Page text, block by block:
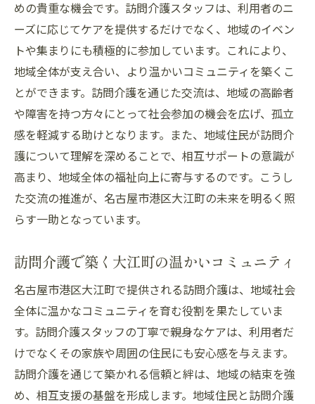
めの貴重な機会です。訪問介護スタッフは、利用者のニ
ーズに応じてケアを提供するだけでなく、地域のイベン
トや集まりにも積極的に参加しています。これにより、
地域全体が支え合い、より温かいコミュニティを築くこ
とができます。訪問介護を通じた交流は、地域の高齢者
や障害を持つ方々にとって社会参加の機会を広げ、孤立
感を軽減する助けとなります。また、地域住民が訪問介
護について理解を深めることで、相互サポートの意識が
高まり、地域全体の福祉向上に寄与するのです。こうし
た交流の推進が、名古屋市港区大江町の未来を明るく照
らす一助となっています。
訪問介護で築く大江町の温かいコミュニティ
名古屋市港区大江町で提供される訪問介護は、地域社会
全体に温かなコミュニティを育む役割を果たしていま
す。訪問介護スタッフの丁寧で親身なケアは、利用者だ
けでなくその家族や周囲の住民にも安心感を与えます。
訪問介護を通じて築かれる信頼と絆は、地域の結束を強
め、相互支援の基盤を形成します。地域住民と訪問介護